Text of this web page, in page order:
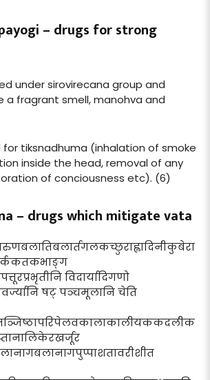
– drugs for strong
under sirovirecana group and
a fragrant smell, manohva and
for tiksnadhuma (inhalation of smoke
inside the head, removal of any
of conciousness etc). (6)
– drugs which mitigate vata
विदार्यादिगणो
षट् पञ्चमूलानि चेति